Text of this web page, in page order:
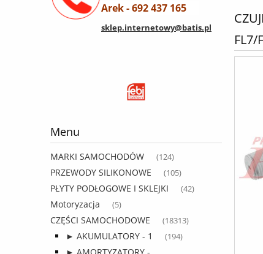
Arek - 692 437 165
sklep.internetowy@batis.pl
Menu
MARKI SAMOCHODÓW (124)
PRZEWODY SILIKONOWE (105)
PŁYTY PODŁOGOWE I SKLEJKI (42)
Motoryzacja (5)
CZĘŚCI SAMOCHODOWE (18313)
► AKUMULATORY - 1 (194)
FL7/